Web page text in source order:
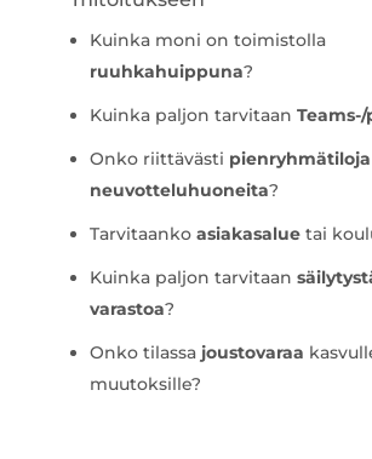
Kuinka moni on toimistolla
ruuhkahuippuna?
Kuinka paljon tarvitaan
Onko riittävästi
neuvotteluhuoneita?
Tarvitaanko asiakasaluetai
Kuinka paljon tarvitaan
varastoa?
Onko tilassa joustovaraa
muutoksille?